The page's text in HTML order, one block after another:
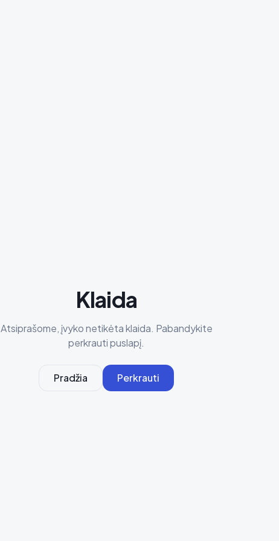
Klaida
Atsiprašome, įvyko netikėta klaida. Pabandykite
perkrauti puslapį.
Pradžia Perkrauti